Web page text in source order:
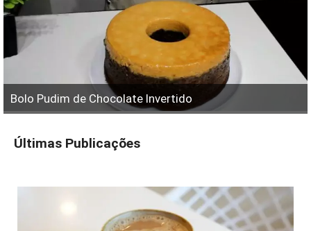
Bolo Pudim de Chocolate Invertido
Últimas Publicações